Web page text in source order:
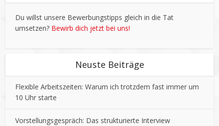
Du willst unsere Bewerbungstipps gleich in die Tat
umsetzen? Bewirb dich jetzt bei uns!
Neuste Beiträge
Flexible Arbeitszeiten: Warum ich trotzdem fast immer um
10 Uhr starte
Vorstellungsgespräch: Das strukturierte Interview